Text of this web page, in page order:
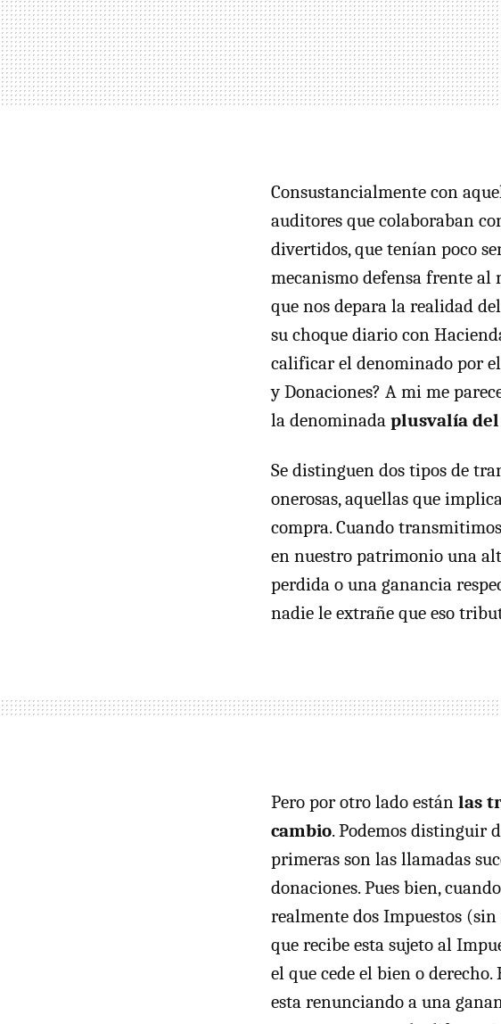
Consustancialmente con
auditores que colaboraban
divertidos, que tenían poco
mecanismo defensa frente
que nos depara la realidad
su choque diario con
calificar el denominado por
y Donaciones? A mi me
la denominada plusvalía
Se distinguen dos tipos de
onerosas, aquellas que
compra. Cuando
en nuestro patrimonio una
perdida o una ganancia
nadie le extrañe que eso
Pero por otro lado están las
cambio. Podemos distinguir
primeras son las llamadas
donaciones. Pues bien,
realmente dos Impuestos
que recibe esta sujeto al
el que cede el bien o
esta renunciando a una